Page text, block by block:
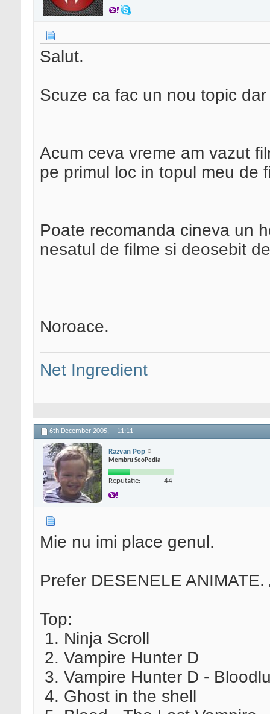
Salut.
Scuze ca fac un nou topic
Acum ceva vreme am vazut
pe primul loc in topul meu de
Poate recomanda cineva un
nesatul de filme si deosebit
Noroace.
Net Ingredient
6th December 2005, 11:11
Razvan Pop
Membru SeoPedia
Reputatie: 44
Mie nu imi place genul.
Prefer DESENELE ANIMATE.
Top:
Ninja Scroll
Vampire Hunter D
Vampire Hunter D -
Ghost in the shell